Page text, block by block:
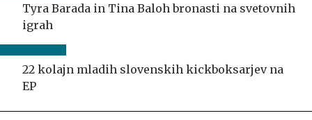
Tyra Barada in Tina Baloh bronasti na svetovnih
igrah
22 kolajn mladih slovenskih kickboksarjev na
EP